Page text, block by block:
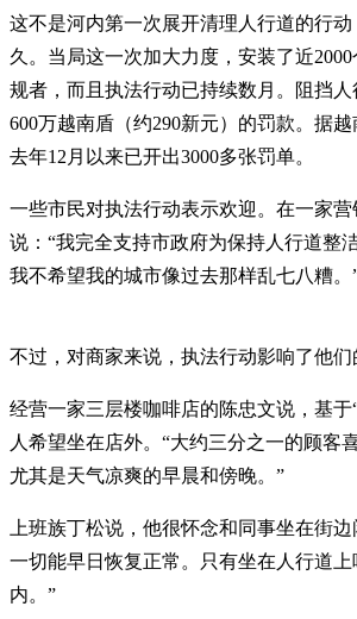
这不是河内第一次展开清理人行道的行
久。当局这一次加大力度，安装了近
规者，而且执法行动已持续数月。阻挡
600万越南盾（约290新元）的罚款。据
去年12月以来已开出3000多张罚单。
一些市民对执法行动表示欢迎。在一家
说：“我完全支持市政府为保持人行道整
我不希望我的城市像过去那样乱七八糟。
不过，对商家来说，执法行动影响了他们
经营一家三层楼咖啡店的陈忠文说，基于
人希望坐在店外。“大约三分之一的顾客
尤其是天气凉爽的早晨和傍晚。”
上班族丁松说，他很怀念和同事坐在街边
一切能早日恢复正常。只有坐在人行道
内。”